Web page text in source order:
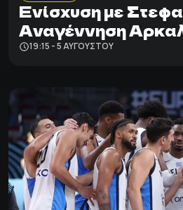
Ενίσχυση με
Αναγέννηση
19:15 - 5 ΑΥΓΟΎΣΤΟΥ